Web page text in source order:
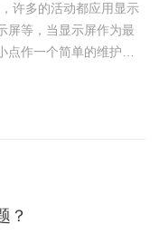
许多的活动都应用显示
屏等，当显示屏作为最
点作一个简单的维护分
先处理，小问题后处
？